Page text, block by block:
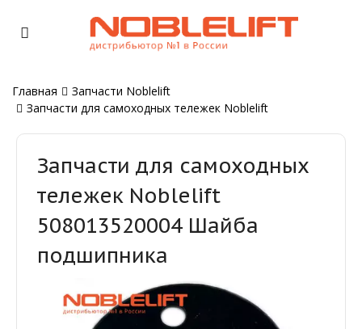
Главная
Запчасти Noblelift
Запчасти для самоходных тележек Noblelift
Запчасти для самоходных
тележек Noblelift
508013520004 Шайба
подшипника